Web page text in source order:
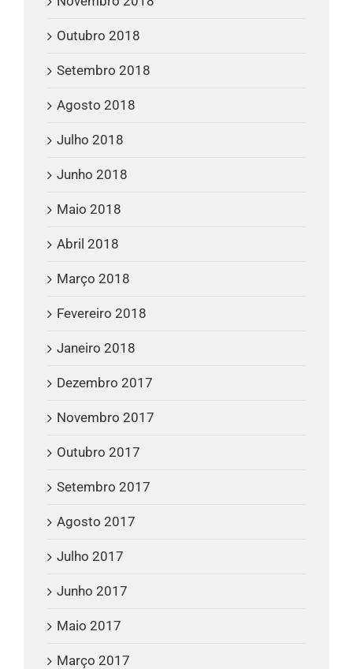
Outubro 2018
Setembro 2018
Agosto 2018
Julho 2018
Junho 2018
Maio 2018
Abril 2018
Março 2018
Fevereiro 2018
Janeiro 2018
Dezembro 2017
Novembro 2017
Outubro 2017
Setembro 2017
Agosto 2017
Julho 2017
Junho 2017
Maio 2017
Março 2017